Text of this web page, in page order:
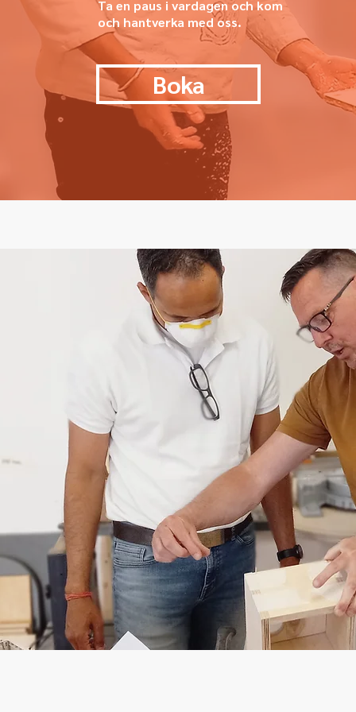
Ta en paus i vardagen och kom
och hantverka med oss.
Boka